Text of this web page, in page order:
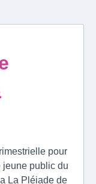
pour
jeune public du
La Pléiade de